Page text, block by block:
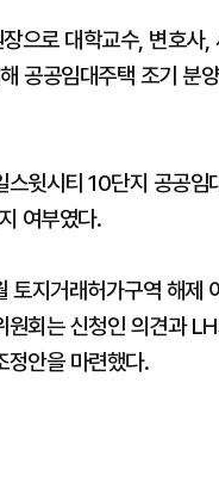
으로 대학교수, 변호
공공임대주택 조기 분
윗시티 10단지 공공
여부였다.
지거래허가구역 해제
회는 신청인 의견과
정안을 마련했다.